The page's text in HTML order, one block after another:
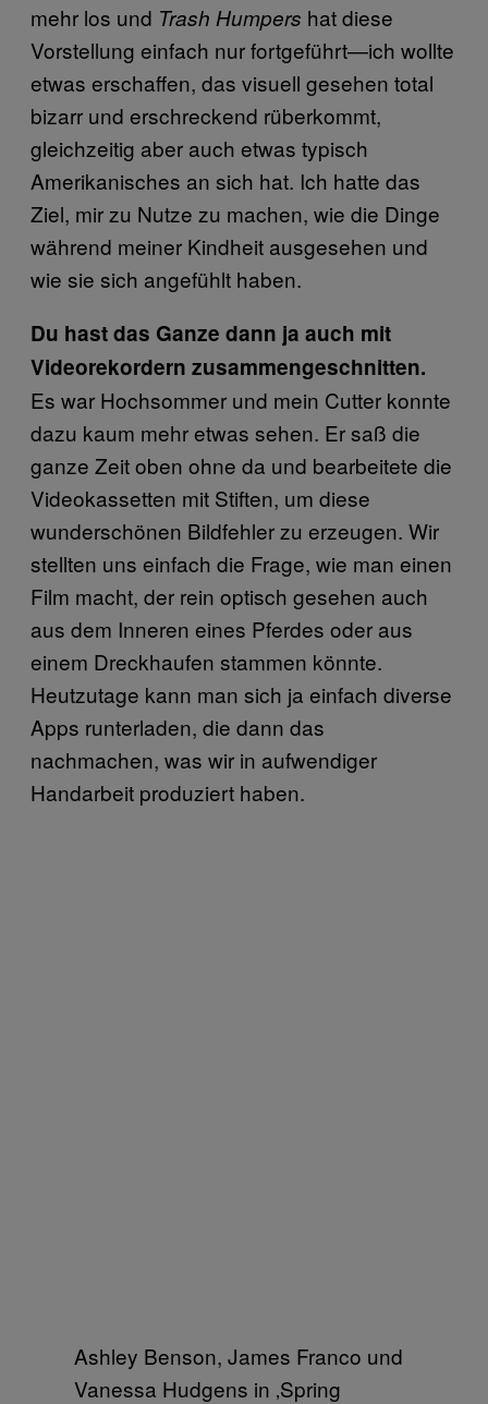
mehr los und Trash Humpers hat diese
Vorstellung einfach nur fortgeführt—ich wollte
etwas erschaffen, das visuell gesehen total
bizarr und erschreckend rüberkommt,
gleichzeitig aber auch etwas typisch
Amerikanisches an sich hat. Ich hatte das
Ziel, mir zu Nutze zu machen, wie die Dinge
während meiner Kindheit ausgesehen und
wie sie sich angefühlt haben.
Du hast das Ganze dann ja auch mit
Videorekordern zusammengeschnitten.
Es war Hochsommer und mein Cutter konnte
dazu kaum mehr etwas sehen. Er saß die
ganze Zeit oben ohne da und bearbeitete die
Videokassetten mit Stiften, um diese
wunderschönen Bildfehler zu erzeugen. Wir
stellten uns einfach die Frage, wie man einen
Film macht, der rein optisch gesehen auch
aus dem Inneren eines Pferdes oder aus
einem Dreckhaufen stammen könnte.
Heutzutage kann man sich ja einfach diverse
Apps runterladen, die dann das
nachmachen, was wir in aufwendiger
Handarbeit produziert haben.
Ashley Benson, James Franco und
Vanessa Hudgens in ‚Spring